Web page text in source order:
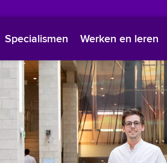
Specialismen Werken en leren